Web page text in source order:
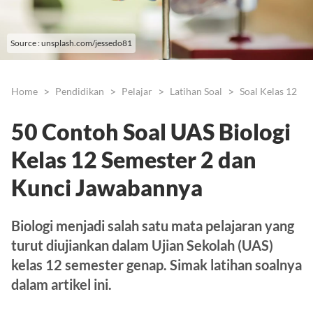
Source : unsplash.com/jessedo81
Home Pendidikan Pelajar Latihan Soal Soal Kelas 12
50 Contoh Soal UAS Biologi
Kelas 12 Semester 2 dan
Kunci Jawabannya
Biologi menjadi salah satu mata pelajaran yang
turut diujiankan dalam Ujian Sekolah (UAS)
kelas 12 semester genap. Simak latihan soalnya
dalam artikel ini.